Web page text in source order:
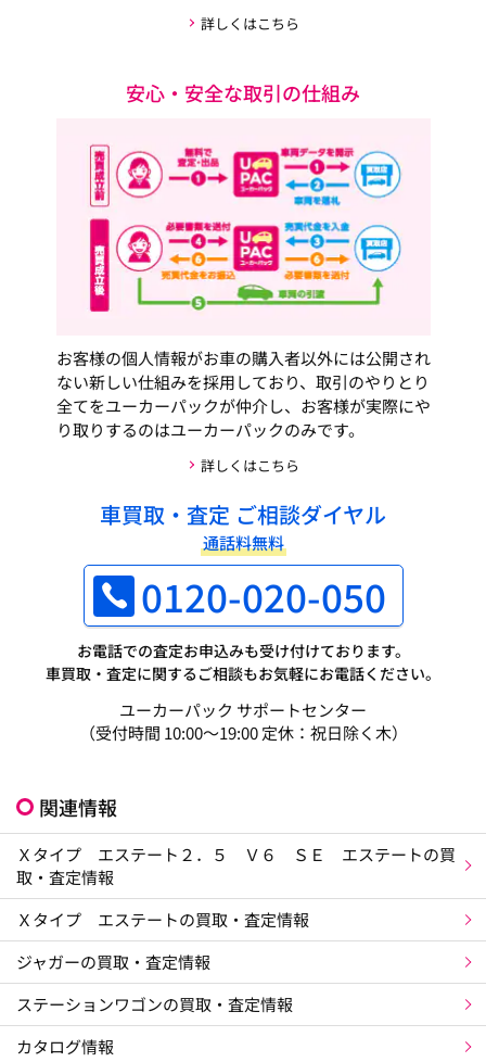
詳しくはこちら
安心・安全な取引の仕組み
お客様の個人情報がお車の購入者以外には公開され
ない新しい仕組みを採用しており、取引のやりとり
全てをユーカーパックが仲介し、お客様が実際にや
り取りするのはユーカーパックのみです。
詳しくはこちら
車買取・査定 ご相談ダイヤル
通話料無料
0120-020-050
お電話での査定お申込みも受け付けております。
車買取・査定に関するご相談もお気軽にお電話ください。
ユーカーパック サポートセンター
（受付時間 10:00～19:00 定休：祝日除く木）
関連情報
Ｘタイプ エステート２．５ Ｖ６ ＳＥ エステートの買
取・査定情報
Ｘタイプ エステートの買取・査定情報
ジャガーの買取・査定情報
ステーションワゴンの買取・査定情報
カタログ情報